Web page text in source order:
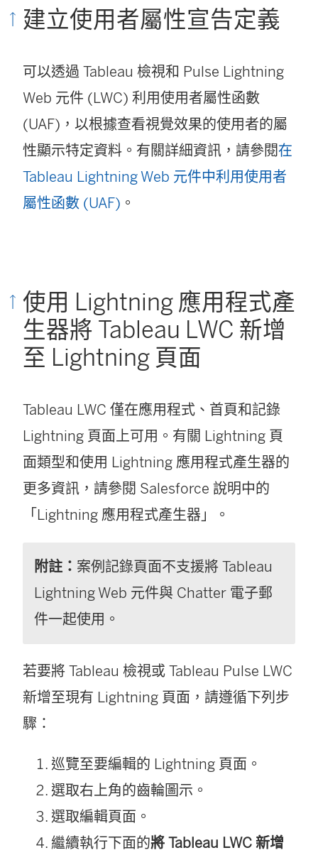
建立使用者屬性宣告定義
可以透過 Tableau 檢視和 Pulse Lightning
Web 元件 (LWC) 利用使用者屬性函數
(UAF)，以根據查看視覺效果的使用者的屬
性顯示特定資料。有關詳細資訊，請參閱在
Tableau Lightning Web 元件中利用使用者
屬性函數 (UAF) 。
使用 Lightning 應用程式產
生器將 Tableau LWC 新增
至 Lightning 頁面
Tableau LWC 僅在應用程式、首頁和記錄
Lightning 頁面上可用。有關 Lightning 頁
面類型和使用 Lightning 應用程式產生器的
更多資訊，請參閱 Salesforce 說明中的
「Lightning 應用程式產生器」。
附註： 案例記錄頁面不支援將 Tableau
Lightning Web 元件與 Chatter 電子郵
件一起使用。
若要將 Tableau 檢視或 Tableau Pulse LWC
新增至現有 Lightning 頁面，請遵循下列步
驟：
巡覽至要編輯的 Lightning 頁面。
選取右上角的齒輪圖示。
選取編輯頁面。
繼續執行下面的將 Tableau LWC 新增